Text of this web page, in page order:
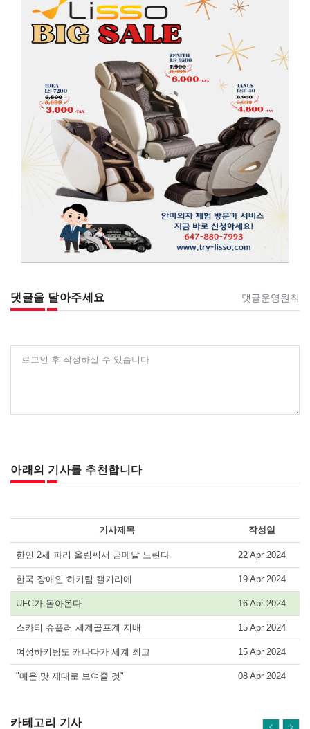
댓글을 달아주세요 댓글운영원칙
로그인 후 작성하실 수 있습니다
아래의 기사를 추천합니다
기사제목 작성일
한인 2세 파리 올림픽서 금메달 노린다 22 Apr 2024
한국 장애인 하키팀 캘거리에 19 Apr 2024
UFC가 돌아온다 16 Apr 2024
스카티 슈플러 세계골프계 지배 15 Apr 2024
여성하키팀도 캐나다가 세계 최고 15 Apr 2024
"매운 맛 제대로 보여줄 것" 08 Apr 2024
카테고리 기사